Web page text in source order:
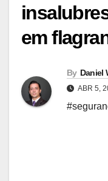
em
By Daniel
ABR 5,